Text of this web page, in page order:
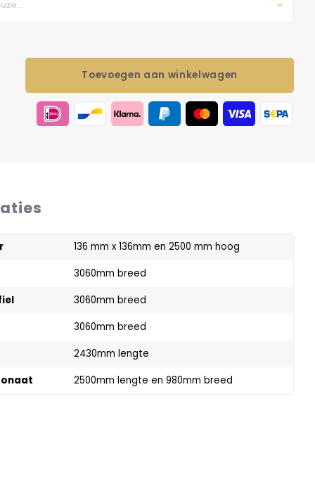
Toevoegen aan winkelwagen
136 mm x 136mm en 2500 mm hoog
3060mm breed
3060mm breed
3060mm breed
2430mm lengte
2500mm lengte en 980mm breed